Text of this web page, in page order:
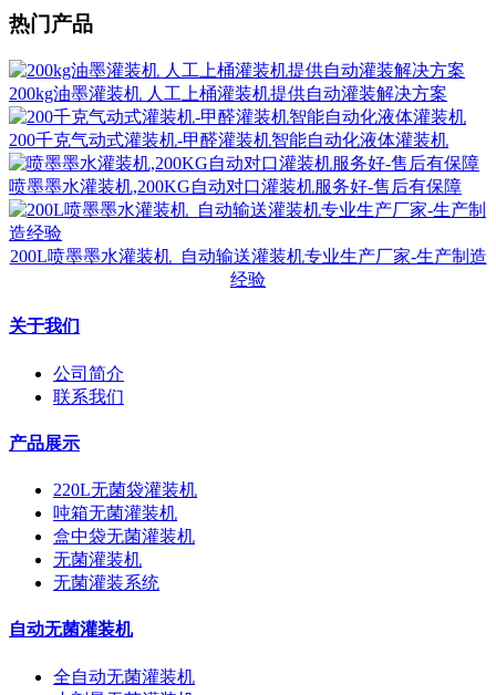
热门产品
200kg油墨灌装机 人工上桶灌装机提供自动灌装解决方案
200千克气动式灌装机-甲醛灌装机智能自动化液体灌装机
喷墨墨水灌装机,200KG自动对口灌装机服务好-售后有保障
200L喷墨墨水灌装机_自动输送灌装机专业生产厂家-生产制造
经验
关于我们
公司简介
联系我们
产品展示
220L无菌袋灌装机
吨箱无菌灌装机
盒中袋无菌灌装机
无菌灌装机
无菌灌装系统
自动无菌灌装机
全自动无菌灌装机